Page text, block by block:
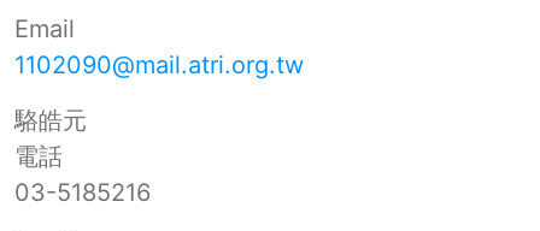
Email
1102090@mail.atri.org.tw
駱皓元
電話
03-5185216